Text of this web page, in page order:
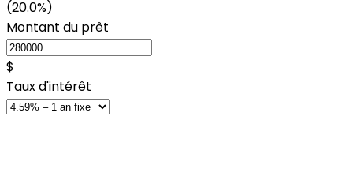
(20.0%)
Montant du prêt
$
Taux d'intérêt